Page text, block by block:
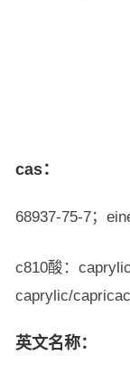
cas：
68937-75-7；
c810酸：
caprylic/
英文名称：